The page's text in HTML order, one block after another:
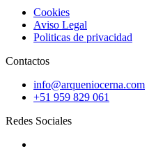
Cookies
Aviso Legal
Politicas de privacidad
Contactos
info@arqueniocerna.com
+51 959 829 061
Redes Sociales